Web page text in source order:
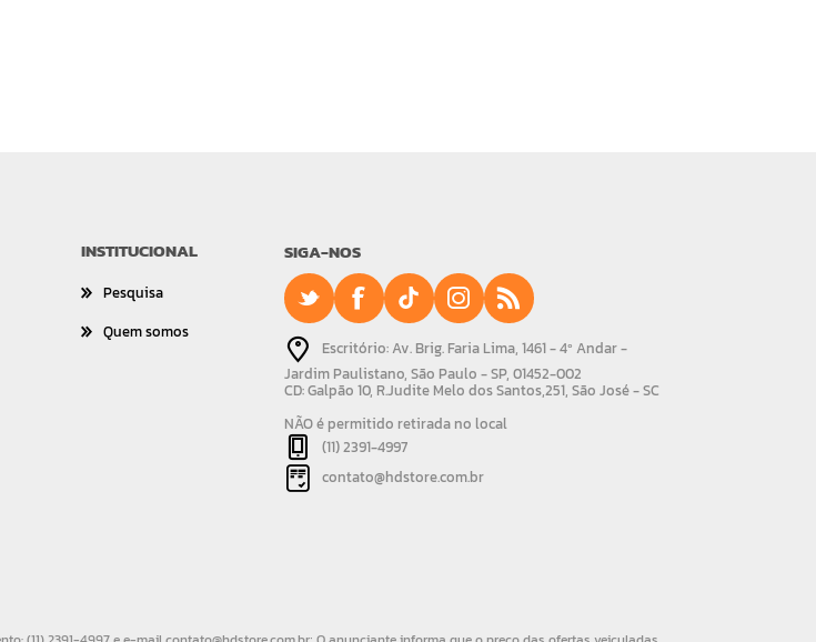
INSTITUCIONAL
Pesquisa
Quem somos
SIGA-NOS
Escritório: Av. Brig. Faria Lima, 1461 - 4º Andar -
Jardim Paulistano, São Paulo - SP, 01452-002
CD: Galpão 10, R.Judite Melo dos Santos,251, São José - SC
NÃO é permitido retirada no local
(11) 2391-4997
contato@hdstore.com.br